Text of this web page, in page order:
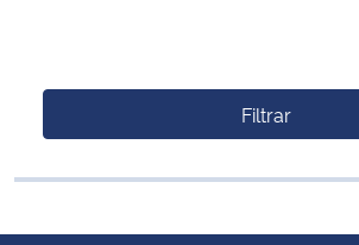
Filtrar